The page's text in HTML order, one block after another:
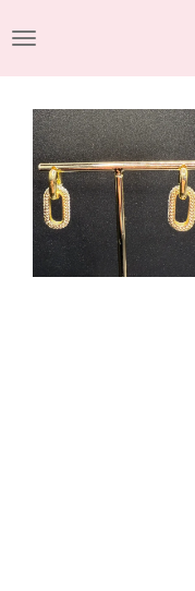
direct
naar
hoofdinhoud